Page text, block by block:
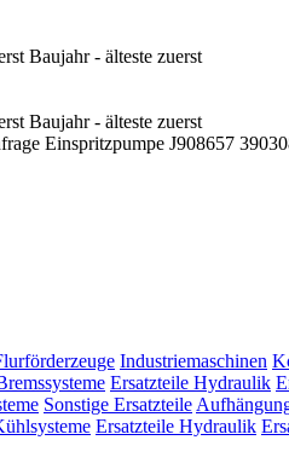
Baujahr - älteste zuerst
Baujahr - älteste zuerst
Einspritzpumpe J908657
Industriemaschinen
Ersatzteile Hydraulik
Sonstige Ersatzteile
Ersatzteile Hydraulik